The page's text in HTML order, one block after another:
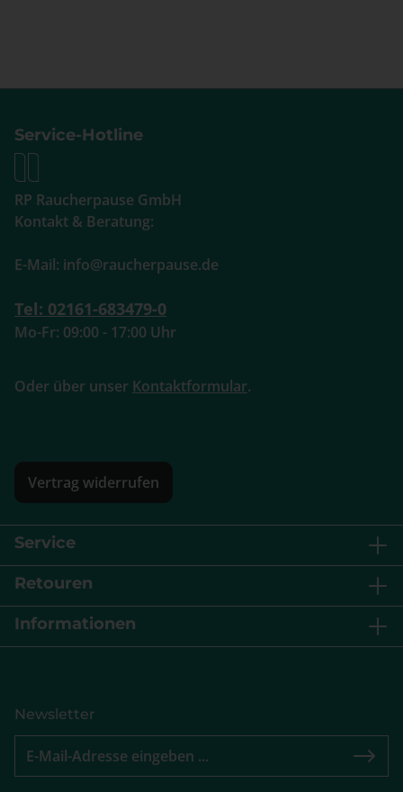
Service-Hotline
RP Raucherpause GmbH
Kontakt & Beratung:
E-Mail: info@raucherpause.de
Tel: 02161-683479-0
Mo-Fr: 09:00 - 17:00 Uhr
Oder über unser Kontaktformular.
Vertrag widerrufen
Service
Retouren
Informationen
Newsletter